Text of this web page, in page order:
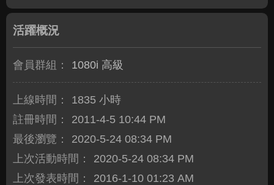
活躍概況
會員群組： 1080i 高級
上線時間：
1835 小時
註冊時間：
2011-4-5 10:44 PM
最後瀏覽：
2020-5-24 08:34 PM
上次活動時間：
2020-5-24 08:34 PM
上次發表時間：
2016-1-10 01:23 AM